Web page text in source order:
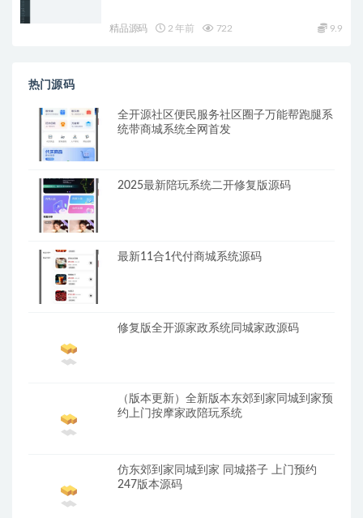
精品源码 2 年前 722 9.9
热门源码
全开源社区便民服务社区圈子万能帮跑腿系
统带商城系统全网首发
2025最新陪玩系统二开修复版源码
最新11合1代付商城系统源码
修复版全开源家政系统同城家政源码
（版本更新）全新版本东郊到家同城到家预
约上门按摩家政陪玩系统
仿东郊到家同城到家 同城搭子 上门预约
247版本源码